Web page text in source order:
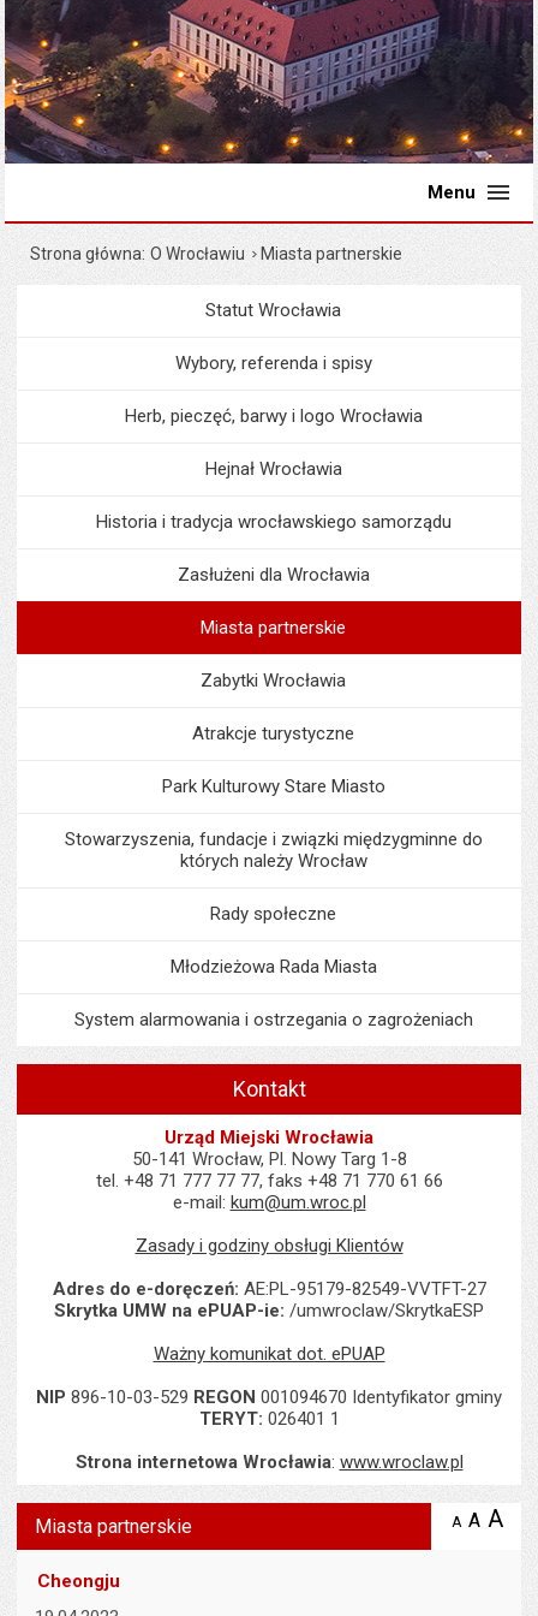
Menu
Strona główna O Wrocławiu Miasta partnerskie
MenuO Wrocławiu
Statut Wrocławia
Wybory, referenda i spisy
Herb, pieczęć, barwy i logo Wrocławia
Hejnał Wrocławia
Historia i tradycja wrocławskiego samorządu
Zasłużeni dla Wrocławia
Miasta partnerskie
Zabytki Wrocławia
Atrakcje turystyczne
Park Kulturowy Stare Miasto
Stowarzyszenia, fundacje i związki międzygminne do
których należy Wrocław
Rady społeczne
Młodzieżowa Rada Miasta
System alarmowania i ostrzegania o zagrożeniach
Kontakt
Urząd Miejski Wrocławia
50-141 Wrocław, Pl. Nowy Targ 1-8
tel. +48 71 777 77 77, faks +48 71 770 61 66
e-mail: kum@um.wroc.pl
Zasady i godziny obsługi Klientów
Adres do e-doręczeń: AE:PL-95179-82549-VVTFT-27
Skrytka UMW na ePUAP-ie: /umwroclaw/SkrytkaESP
Ważny komunikat dot. ePUAP
NIP 896-10-03-529 REGON 001094670 Identyfikator gminy
TERYT: 026401 1
Strona internetowa Wrocławia: www.wroclaw.pl
Miasta partnerskie A zmniejsz
A A
Cheongju